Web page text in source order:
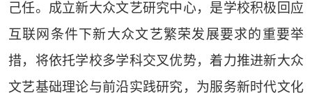
己任。成立新大众文艺研究中心，是学校积极回应
互联网条件下新大众文艺繁荣发展要求的重要举
措，将依托学校多学科交叉优势，着力推进新大众
文艺基础理论与前沿实践研究，为服务新时代文化